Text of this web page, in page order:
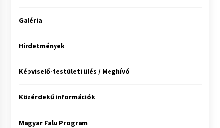
Galéria
Hirdetmények
Képviselő-testületi ülés / Meghívó
Közérdekű információk
Magyar Falu Program